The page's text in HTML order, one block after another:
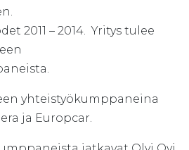
2011 – 2014. Yritys tulee
yhteistyökumppaneina
ja Europcar.